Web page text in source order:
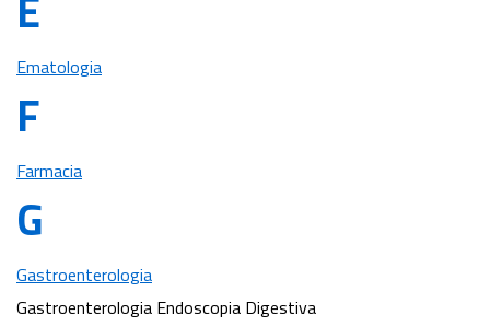
Ematologia
F
Farmacia
G
Gastroenterologia
Gastroenterologia Endoscopia Digestiva